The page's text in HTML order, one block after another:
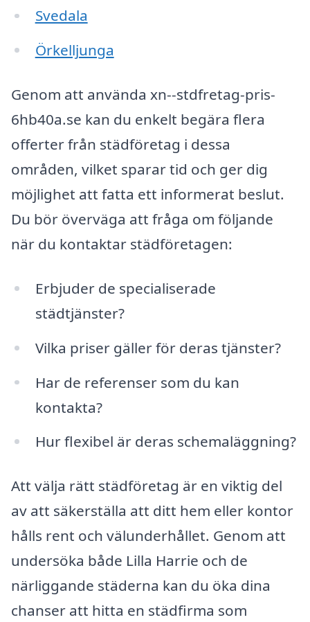
Svedala
Örkelljunga
Genom att använda xn--stdfretag-pris-
6hb40a.se kan du enkelt begära flera
offerter från städföretag i dessa
områden, vilket sparar tid och ger dig
möjlighet att fatta ett informerat beslut.
Du bör överväga att fråga om följande
när du kontaktar städföretagen:
Erbjuder de specialiserade
städtjänster?
Vilka priser gäller för deras tjänster?
Har de referenser som du kan
kontakta?
Hur flexibel är deras schemaläggning?
Att välja rätt städföretag är en viktig del
av att säkerställa att ditt hem eller kontor
hålls rent och välunderhållet. Genom att
undersöka både Lilla Harrie och de
närliggande städerna kan du öka dina
chanser att hitta en städfirma som